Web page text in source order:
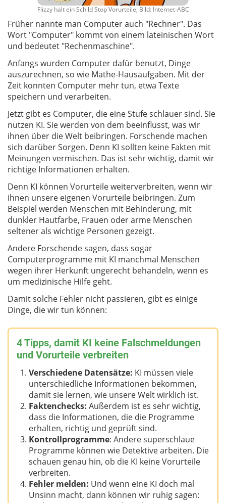
Flizzy hält ein Schild Stop Vorurteile; Bild: Internet-ABC
Früher nannte man Computer auch "Rechner". Das
Wort "Computer" kommt von einem lateinischen Wort
und bedeutet "Rechenmaschine".
Anfangs wurden Computer dafür benutzt, Dinge
auszurechnen, so wie Mathe-Hausaufgaben. Mit der
Zeit konnten Computer mehr tun, etwa Texte
speichern und verarbeiten.
Jetzt gibt es Computer, die eine Stufe schlauer sind. Sie
nutzen KI. Sie werden von dem beeinflusst, was wir
ihnen über die Welt beibringen. Forschende machen
sich darüber Sorgen. Denn KI sollten keine Fakten mit
Meinungen vermischen. Das ist sehr wichtig, damit wir
richtige Informationen erhalten.
Denn KI können Vorurteile weiterverbreiten, wenn wir
ihnen unsere eigenen Vorurteile beibringen. Zum
Beispiel werden Menschen mit Behinderung, mit
dunkler Hautfarbe, Frauen oder arme Menschen
seltener als wichtige Personen gezeigt.
Andere Forschende sagen, dass sogar
Computerprogramme mit KI manchmal Menschen
wegen ihrer Herkunft ungerecht behandeln, wenn es
um medizinische Hilfe geht.
Damit solche Fehler nicht passieren, gibt es einige
Dinge, die wir tun können:
4 Tipps, damit KI keine Falschmeldungen
und Vorurteile verbreiten
Verschiedene Datensätze: KI müssen viele
unterschiedliche Informationen bekommen,
damit sie lernen, wie unsere Welt wirklich ist.
Faktenchecks: Außerdem ist es sehr wichtig,
dass die Informationen, die die Programme
erhalten, richtig und geprüft sind.
Kontrollprogramme: Andere superschlaue
Programme können wie Detektive arbeiten. Die
schauen genau hin, ob die KI keine Vorurteile
verbreiten.
Fehler melden: Und wenn eine KI doch mal
Unsinn macht, dann können wir ruhig sagen: